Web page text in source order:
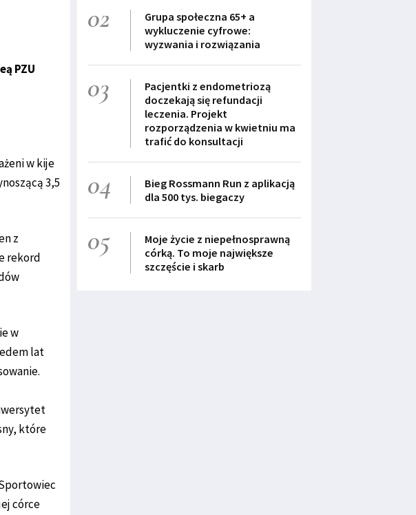
PZU
w kije
3,5
z
rekord
w
lat
które
córce
02
Grupa społeczna 65+ a
wykluczenie cyfrowe:
wyzwania i rozwiązania
03
Pacjentki z endometriozą
doczekają się refundacji
leczenia. Projekt
rozporządzenia w kwietniu ma
trafić do konsultacji
04
Bieg Rossmann Run z aplikacją
dla 500 tys. biegaczy
05
Moje życie z niepełnosprawną
córką. To moje największe
szczęście i skarb